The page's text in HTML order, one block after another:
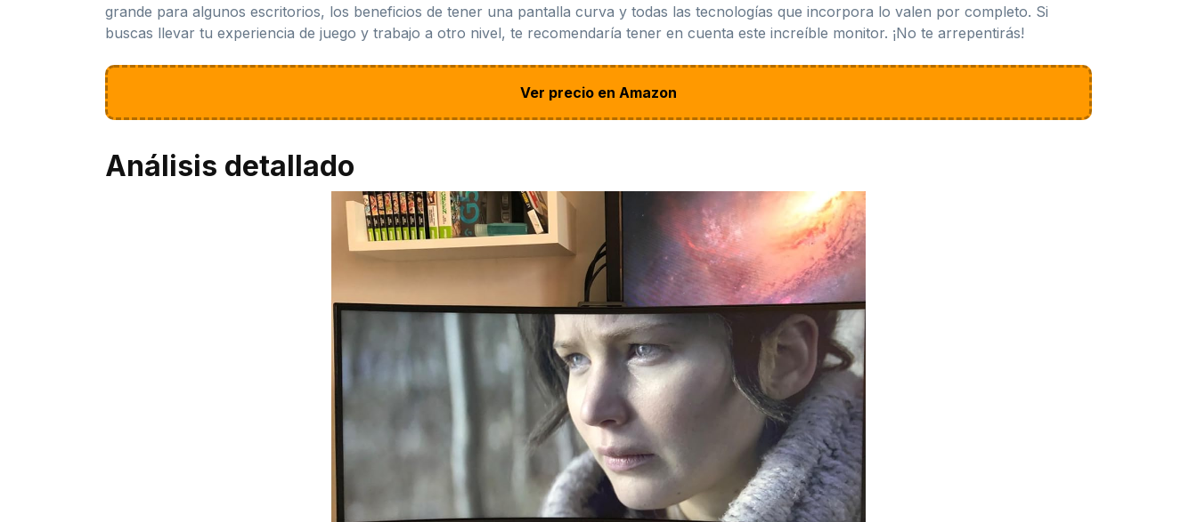
grande para algunos escritorios, los beneficios de tener una pantalla curva y todas las tecnologías que incorpora lo valen por completo. Si
buscas llevar tu experiencia de juego y trabajo a otro nivel, te recomendaría tener en cuenta este increíble monitor. ¡No te arrepentirás!
Ver precio en Amazon
Análisis detallado